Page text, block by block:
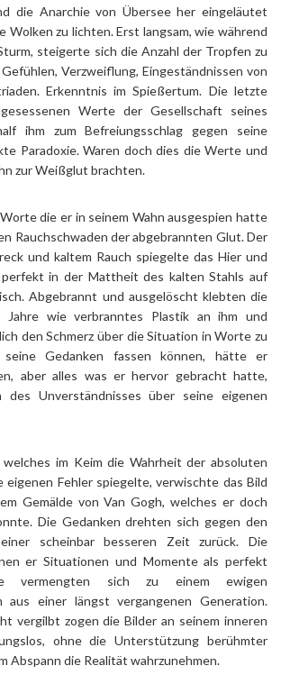
die Anarchie von Übersee her eingeläutet
Wolken zu lichten. Erst langsam, wie während
steigerte sich die Anzahl der Tropfen zu
Verzweiflung, Eingeständnissen von
Erkenntnis im Spießertum. Die letzte
Werte der Gesellschaft seines
ihm zum Befreiungsschlag gegen seine
Paradoxie. Waren doch dies die Werte und
zur Weißglut brachten.
die er in seinem Wahn ausgespien hatte
Rauchschwaden der abgebrannten Glut. Der
und kaltem Rauch spiegelte das Hier und
perfekt in der Mattheit des kalten Stahls auf
Abgebrannt und ausgelöscht klebten die
wie verbranntes Plastik an ihm und
den Schmerz über die Situation in Worte zu
Gedanken fassen können, hätte er
aber alles was er hervor gebracht hatte,
des Unverständnisses über seine eigenen
welches im Keim die Wahrheit der absoluten
eigenen Fehler spiegelte, verwischte das Bild
Gemälde von Van Gogh, welches er doch
Die Gedanken drehten sich gegen den
scheinbar besseren Zeit zurück. Die
er Situationen und Momente als perfekt
vermengten sich zu einem ewigen
aus einer längst vergangenen Generation.
vergilbt zogen die Bilder an seinem inneren
ohne die Unterstützung berühmter
Abspann die Realität wahrzunehmen.